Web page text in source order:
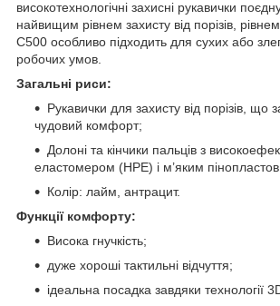
високотехнологічні захисні рукавички
найвищим рівнем захисту від порізів,
C500 особливо підходить для сухих або
робочих умов.
Загальні риси:
Рукавички для захисту від порізів, що
чудовий комфорт;
Долоні та кінчики пальців з
еластомером (HPE) і м’яким
Колір: лайм, антрацит.
Функції комфорту:
Висока гнучкість;
дуже хороші тактильні відчуття;
ідеальна посадка завдяки технології